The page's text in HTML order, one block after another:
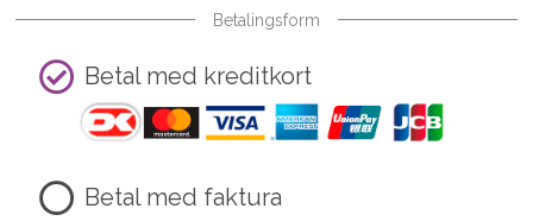
Betalingsform
Betal med kreditkort
Betal med faktura